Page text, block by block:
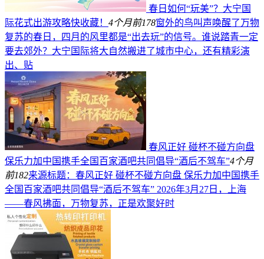
春日如何“玩美”？大宁国
际花式出游攻略快收藏！ 4个月前178窗外的鸟叫声唤醒了万物
复苏的春日，四月的风里都是“出去玩”的信号。谁说踏青一定
要去郊外？大宁国际将大自然搬进了城市中心，还有精彩演
出、贴
春风正好 碰杯不碰方向盘
保乐力加中国携手全国百家酒吧共同倡导“酒后不驾车”4个月
前182来源标题：春风正好 碰杯不碰方向盘 保乐力加中国携手
全国百家酒吧共同倡导“酒后不驾车” 2026年3月27日，上海
——春风拂面，万物复苏，正是欢聚好时